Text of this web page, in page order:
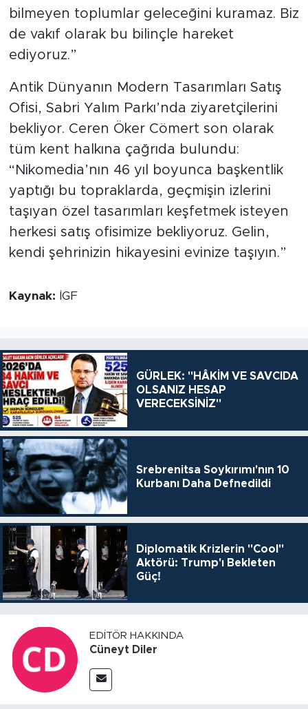
bilmeyen toplumlar geleceğini kuramaz. Biz
de vakıf olarak bu bilinçle hareket
ediyoruz.”
Antik Dünyanın Modern Tasarımları Satış
Ofisi, Sabri Yalım Parkı’nda ziyaretçilerini
bekliyor. Ceren Öker Cömert son olarak
tüm kent halkına çağrıda bulundu:
“Nikomedia’nın 46 yıl boyunca başkentlik
yaptığı bu topraklarda, geçmişin izlerini
taşıyan özel tasarımları keşfetmek isteyen
herkesi satış ofisimize bekliyoruz. Gelin,
kendi şehrinizin hikayesini evinize taşıyın.”
Kaynak: İGF
GÜRLEK: "HÂKİM VE SAVCIDA
OLSANIZ HESAP
VERECEKSİNİZ"
Srebrenitsa Soykırımı'nın 10
Kurbanı Daha Defnedildi
Diplomatik Krizlerin "Cool"
Aktörü: Trump'ı Bekleten
Güç!
EDITÖR HAKKINDA
Cüneyt Diler